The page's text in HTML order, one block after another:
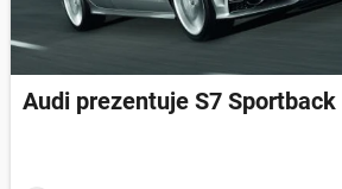
Audi prezentuje S7 Sportback